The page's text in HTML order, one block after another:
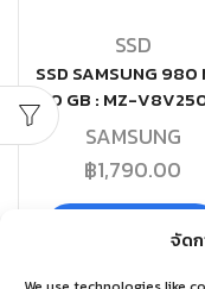
จัด
SSD
SSD SAMSUNG 980
250 GB : MZ-
SAMSUNG
฿1,790.00
หยิบใส่ตะกร้า